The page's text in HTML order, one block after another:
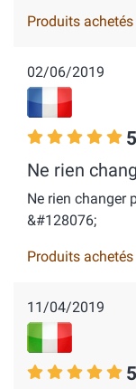
Produits achetés
02/06/2019
Ne rien
Ne rien changer
&#128076;
Produits achetés
11/04/2019